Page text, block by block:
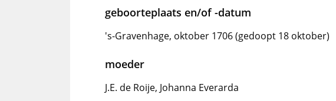
geboorteplaats en/of -datum
's-Gravenhage, oktober 1706 (gedoopt 18 oktober)
moeder
J.E. de Roije, Johanna Everarda